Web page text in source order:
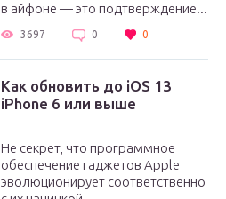
в айфоне — это подтверждение...
3697 0 0
Как обновить до iOS 13
iPhone 6 или выше
Не секрет, что программное
обеспечение гаджетов Apple
эволюционирует соответственно